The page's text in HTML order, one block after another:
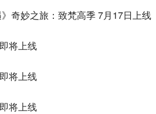
》奇妙之旅：致梵高季 7月17日上线
将上线
将上线
将上线